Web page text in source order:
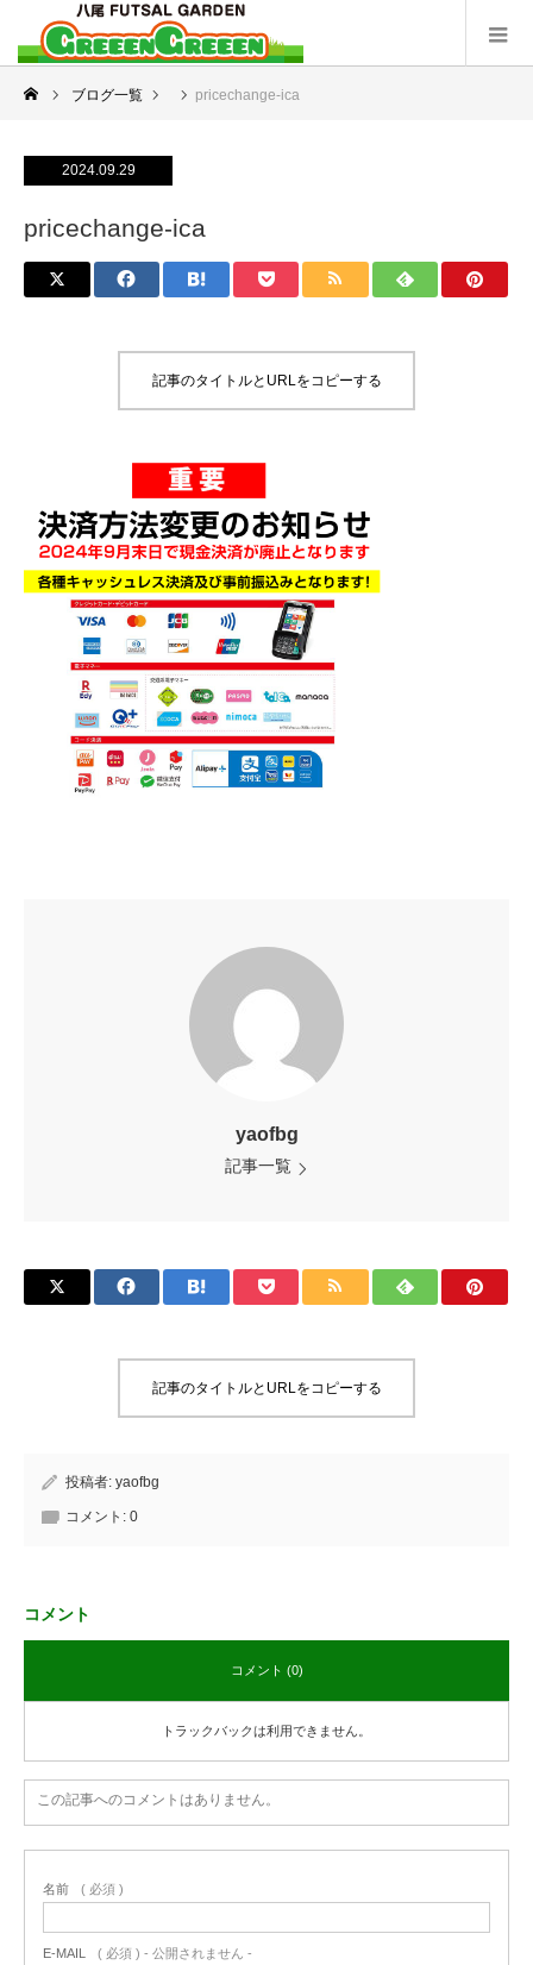
ブログ一覧 pricechange-ica
2024.09.29
pricechange-ica
記事のタイトルとURLをコピーする
yaofbg
記事一覧
記事のタイトルとURLをコピーする
投稿者: yaofbg
コメント: 0
コメント
コメント (0)
トラックバックは利用できません。
この記事へのコメントはありません。
名前 ( 必須 )
E-MAIL ( 必須 ) - 公開されません -